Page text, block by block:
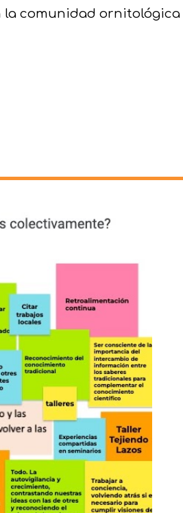
la comunidad ornitológica